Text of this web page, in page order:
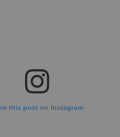
this post on Instagram